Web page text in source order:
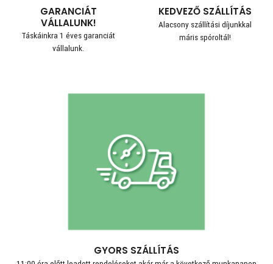
GARANCIÁT
VÁLLALUNK!
Táskáinkra 1 éves garanciát
vállalunk.
KEDVEZŐ SZÁLLÍTÁS
Alacsony szállítási díjunkkal
máris spóroltál!
GYORS SZÁLLÍTÁS